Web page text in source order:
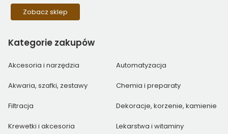
Zobacz sklep
Kategorie zakupów
Akcesoria i narzędzia Automatyzacja
Akwaria, szafki, zestawy Chemia i preparaty
Filtracja Dekoracje, korzenie, kamienie
Krewetki i akcesoria Lekarstwa i witaminy